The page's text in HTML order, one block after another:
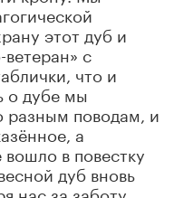
этот дуб и
с
что и
о дубе мы
разным поводам, и
а
в повестку
дуб вновь
нас за заботу,